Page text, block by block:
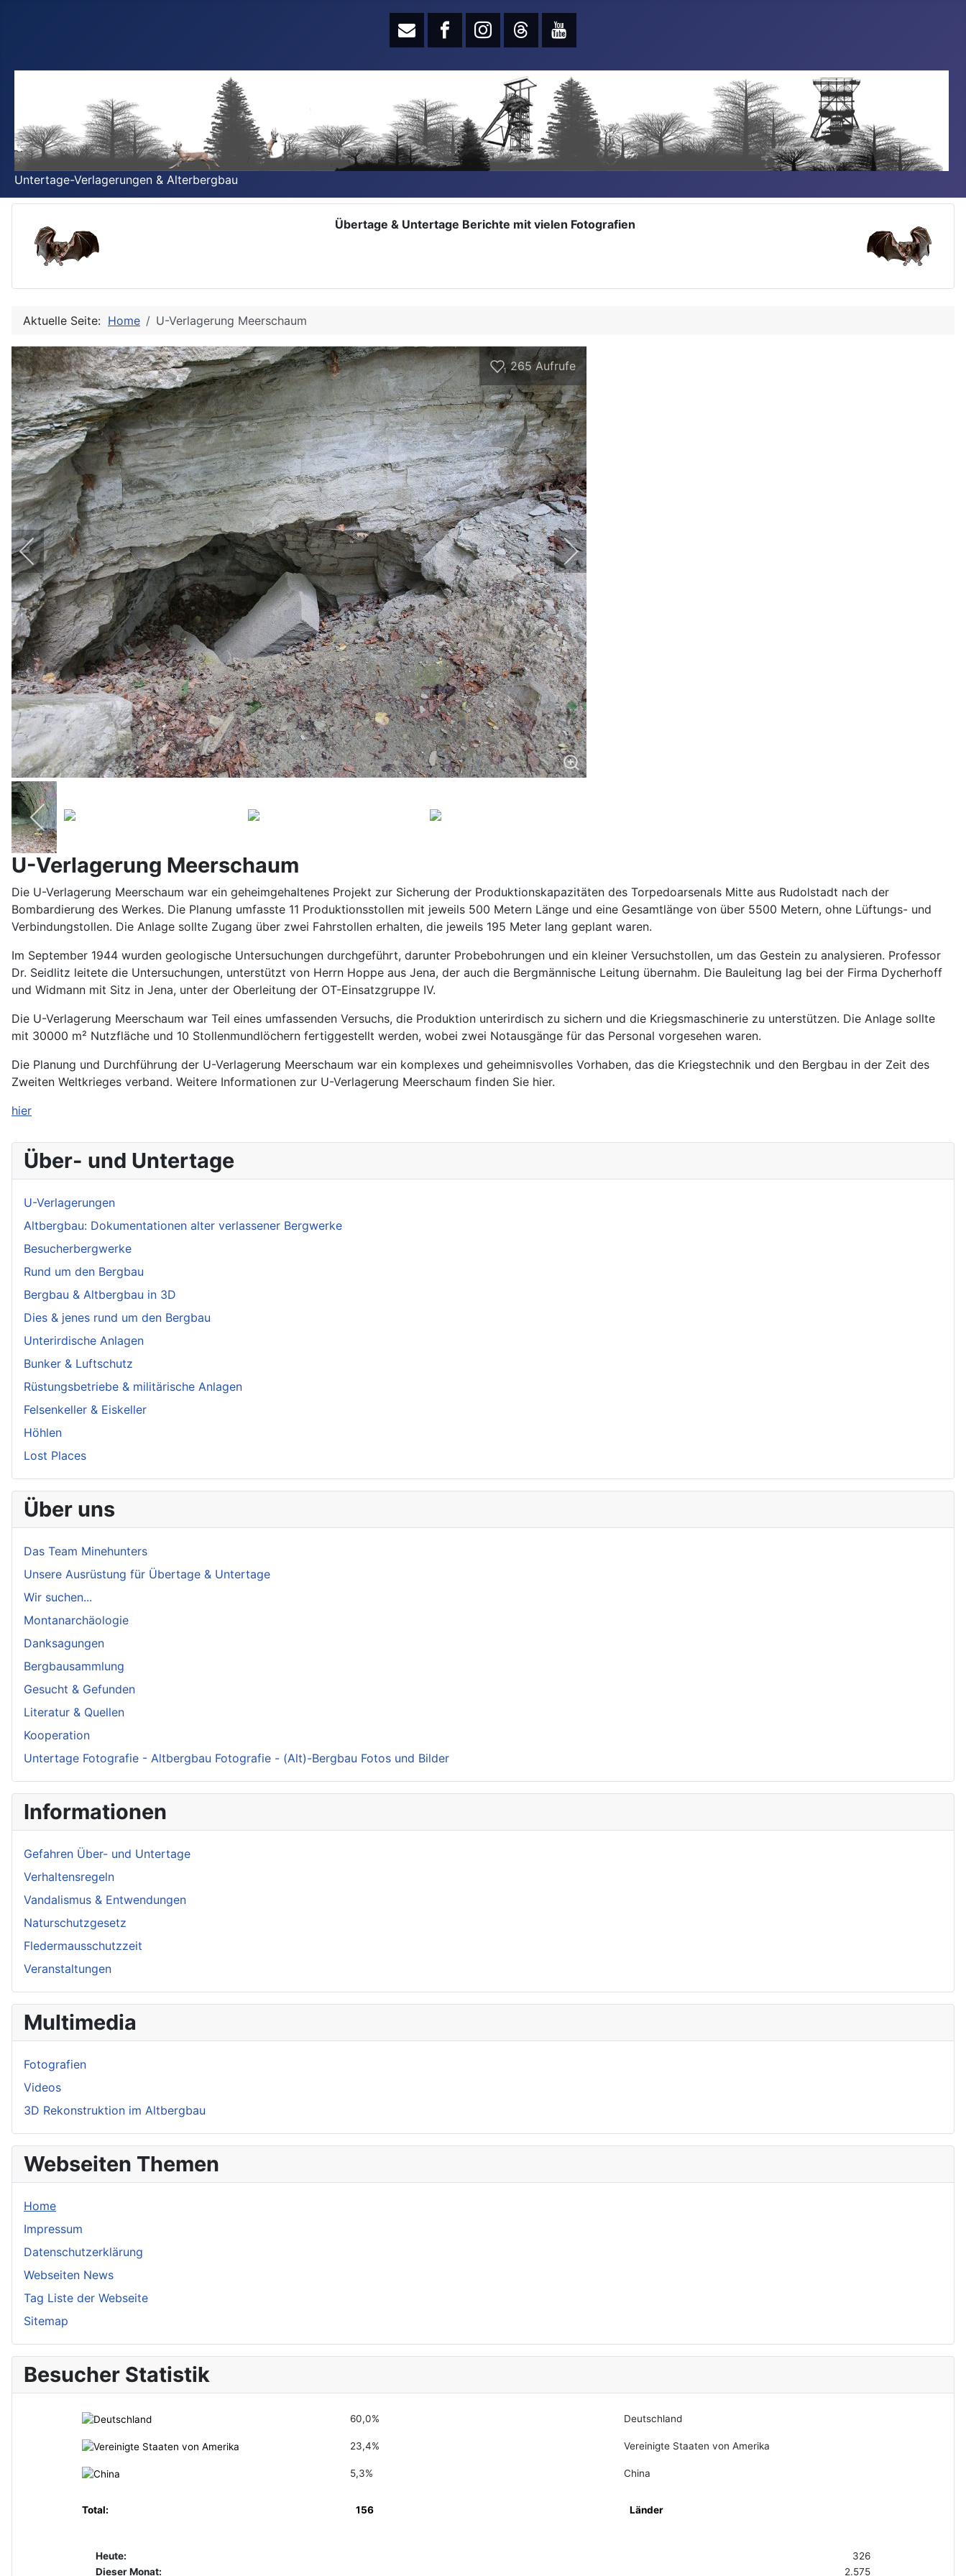
Untertage-Verlagerungen & Alterbergbau
Übertage & Untertage Berichte mit vielen Fotografien
Aktuelle Seite: Home U-Verlagerung Meerschaum
1 265Aufrufe
U-Verlagerung Meerschaum
Die U-Verlagerung Meerschaum war ein geheimgehaltenes Projekt zur Sicherung der Produktionskapazitäten des Torpedoarsenals Mitte aus Rudolstadt nach der
Bombardierung des Werkes. Die Planung umfasste 11 Produktionsstollen mit jeweils 500 Metern Länge und eine Gesamtlänge von über 5500 Metern, ohne Lüftungs- und
Verbindungstollen. Die Anlage sollte Zugang über zwei Fahrstollen erhalten, die jeweils 195 Meter lang geplant waren.
Im September 1944 wurden geologische Untersuchungen durchgeführt, darunter Probebohrungen und ein kleiner Versuchstollen, um das Gestein zu analysieren. Professor
Dr. Seidlitz leitete die Untersuchungen, unterstützt von Herrn Hoppe aus Jena, der auch die Bergmännische Leitung übernahm. Die Bauleitung lag bei der Firma Dycherhoff
und Widmann mit Sitz in Jena, unter der Oberleitung der OT-Einsatzgruppe IV.
Die U-Verlagerung Meerschaum war Teil eines umfassenden Versuchs, die Produktion unterirdisch zu sichern und die Kriegsmaschinerie zu unterstützen. Die Anlage sollte
mit 30000 m² Nutzfläche und 10 Stollenmundlöchern fertiggestellt werden, wobei zwei Notausgänge für das Personal vorgesehen waren.
Die Planung und Durchführung der U-Verlagerung Meerschaum war ein komplexes und geheimnisvolles Vorhaben, das die Kriegstechnik und den Bergbau in der Zeit des
Zweiten Weltkrieges verband. Weitere Informationen zur U-Verlagerung Meerschaum finden Sie hier.
hier
Über- und Untertage
U-Verlagerungen
Altbergbau: Dokumentationen alter verlassener Bergwerke
Besucherbergwerke
Rund um den Bergbau
Bergbau & Altbergbau in 3D
Dies & jenes rund um den Bergbau
Unterirdische Anlagen
Bunker & Luftschutz
Rüstungsbetriebe & militärische Anlagen
Felsenkeller & Eiskeller
Höhlen
Lost Places
Über uns
Das Team Minehunters
Unsere Ausrüstung für Übertage & Untertage
Wir suchen...
Montanarchäologie
Danksagungen
Bergbausammlung
Gesucht & Gefunden
Literatur & Quellen
Kooperation
Untertage Fotografie - Altbergbau Fotografie - (Alt)-Bergbau Fotos und Bilder
Informationen
Gefahren Über- und Untertage
Verhaltensregeln
Vandalismus & Entwendungen
Naturschutzgesetz
Fledermausschutzzeit
Veranstaltungen
Multimedia
Fotografien
Videos
3D Rekonstruktion im Altbergbau
Webseiten Themen
Home
Impressum
Datenschutzerklärung
Webseiten News
Tag Liste der Webseite
Sitemap
Besucher Statistik
60,0% Deutschland
23,4% Vereinigte Staaten von Amerika
5,3% China
Total: 156 Länder
Heute:
326
Dieser Monat:
2.575